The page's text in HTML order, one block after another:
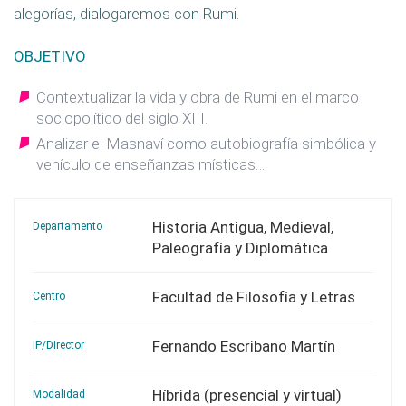
alegorías, dialogaremos con Rumi.
OBJETIVO
Contextualizar la vida y obra de Rumi en el marco
sociopolítico del siglo XIII.
Analizar el Masnaví como autobiografía simbólica y
vehículo de enseñanzas místicas….
Departamento
Historia Antigua, Medieval,
Paleografía y Diplomática
Centro Facultad de Filosofía y Letras
IP/Director Fernando Escribano Martín
Modalidad Híbrida (presencial y virtual)